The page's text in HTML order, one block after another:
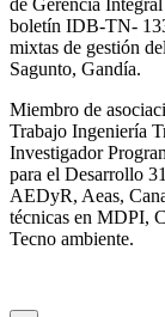
boletín IDB-TN-
mixtas de gestión
Sagunto, Gandía.
Miembro de
Trabajo Ingeniería
Investigador
para el Desarrollo
AEDyR, Aeas,
técnicas en MDPI,
Tecno ambiente.